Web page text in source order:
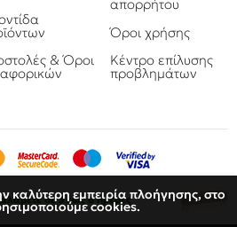
καλύτερη εμπειρία πλοήγησης, στο
cookies.
σε 3 έως 6 ημέρες
& Όροι
απορρήτου
Όροι χρήσης
Κέντρο επίλυσης
προβλημάτων
επιχειρήσεων Πιτσουλάκης